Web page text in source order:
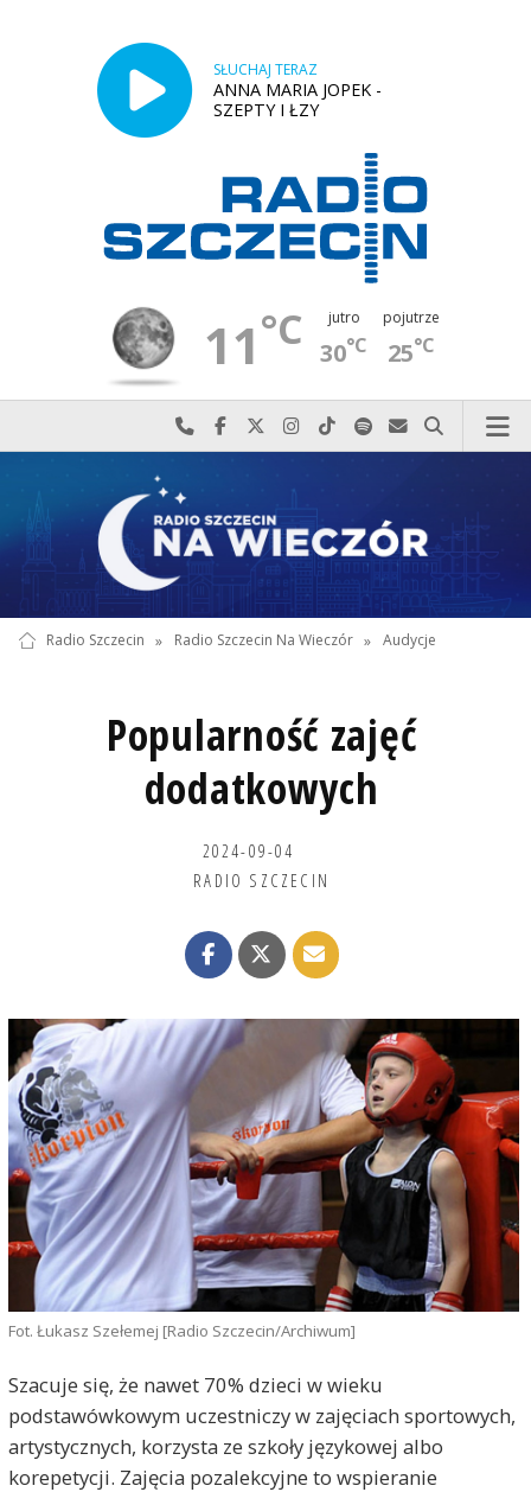
SŁUCHAJ TERAZ
ANNA MARIA JOPEK -
SZEPTY I ŁZY
11°C jutro
30°C
pojutrze
25°C
Najlepiej po prostu do nas zadzwoń
Odwiedź nas na Facebook-u
Odwiedź nas na X
Odwiedź nas na Instagram-ie
Odwiedź nas na TikTok-u
Szukaj nas na Spotify
Wyślij do nas
Szukaj
Radio Szczecin » Radio Szczecin Na Wieczór » Audycje
Popularność zajęć
dodatkowych
2024-09-04
RADIO SZCZECIN
Fot. Łukasz Szełemej [Radio Szczecin/Archiwum]
Szacuje się, że nawet 70% dzieci w wieku
podstawówkowym uczestniczy w zajęciach sportowych,
artystycznych, korzysta ze szkoły językowej albo
korepetycji. Zajęcia pozalekcyjne to wspieranie